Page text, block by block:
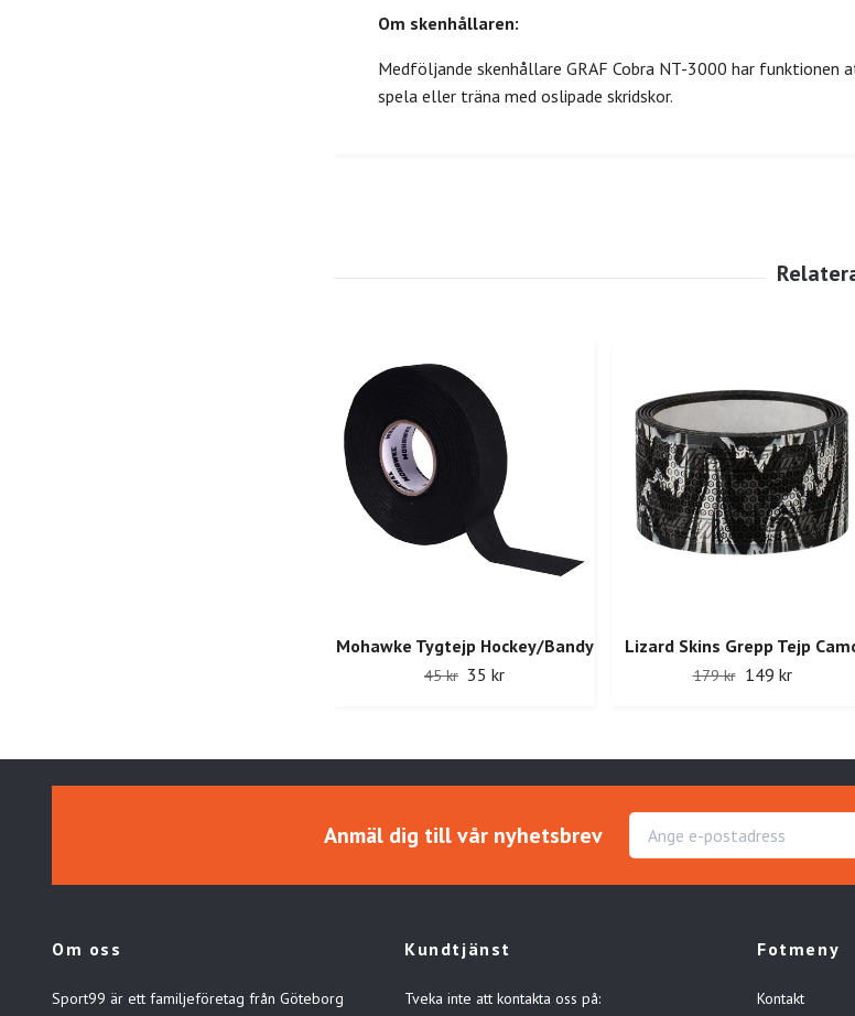
Om skenhållaren:
Medföljande skenhållare GRAF Cobra NT-3000 har
spela eller träna med oslipade skridskor.
Mohawke Tygtejp Hockey/Bandy
45 kr 35 kr
Lizard Skins Grepp Tejp
179 kr 149 kr
Anmäl dig till vår nyhetsbrev
Om oss
Sport99 är ett familjeföretag från Göteborg
Kundtjänst
Tveka inte att kontakta oss på:
Fotmeny
Kontakt